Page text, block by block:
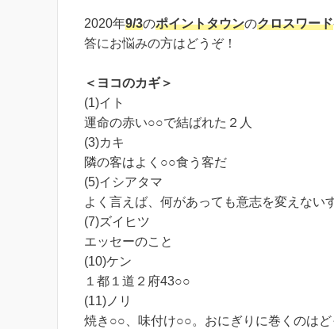
2020年9/3のポイントタウンのクロスワード
答にお悩みの方はどうぞ！
＜ヨコのカギ＞
(1)イト
運命の赤い○○で結ばれた２人
(3)カキ
隣の客はよく○○食う客だ
(5)イシアタマ
よく言えば、何があっても意志を変えない
(7)ズイヒツ
エッセーのこと
(10)ケン
１都１道２府43○○
(11)ノリ
焼き○○、味付け○○。おにぎりに巻くのはど